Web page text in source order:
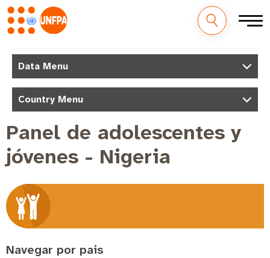
contenido
v
g
Data Menu
Country Menu
Panel de adolescentes y
jóvenes - Nigeria
Navegar por pais